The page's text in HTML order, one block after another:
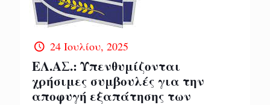
24 Ιουλίου, 2025
EΛ.ΑΣ.: Υπενθυμίζονται
χρήσιμες συμβουλές για την
αποφυγή εξαπάτησης των